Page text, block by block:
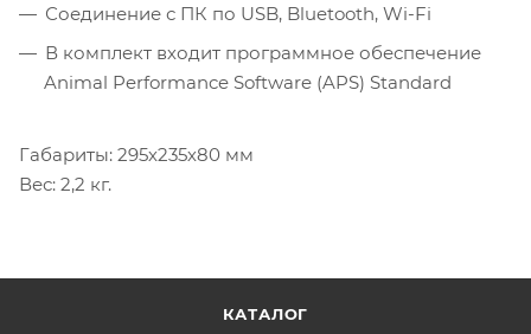
Соединение с ПК по USB, Bluetooth, Wi-Fi
В комплект входит программное обеспечение
Animal Performance Software (APS) Standard
Габариты: 295х235х80 мм
Вес: 2,2 кг.
КАТАЛОГ